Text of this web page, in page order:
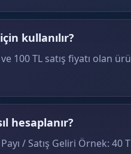
kullanılır?
100 TL satış fiyatı olan
hesaplanır?
/ Satış Geliri Örnek: 40